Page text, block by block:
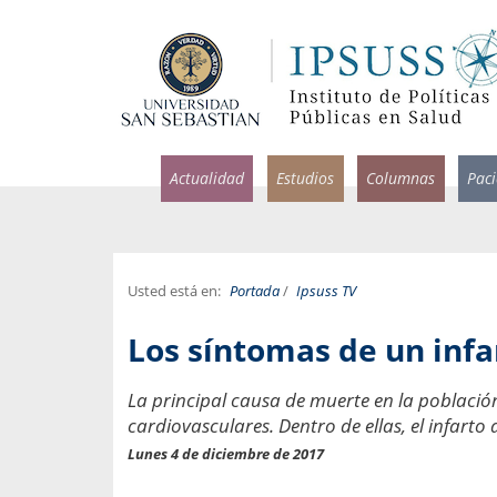
Actualidad Estudios Columnas
Usted está en: Portada/ Ipsuss TV
Los síntomas de un
La principal causa de muerte en la
cardiovasculares. Dentro de ellas, el infarto
Lunes 4 de diciembre de 2017
médicas y
por incapacidad
Infectólogo y profesor
Pandemias del
Usamos la palabra